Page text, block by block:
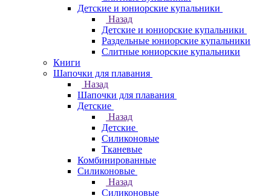
Детские и юниорские купальники
Назад
Детские и юниорские купальники
Раздельные юниорские купальники
Слитные юниорские купальники
Книги
Шапочки для плавания
Назад
Шапочки для плавания
Детские
Назад
Детские
Силиконовые
Тканевые
Комбинированные
Силиконовые
Назад
Силиконовые